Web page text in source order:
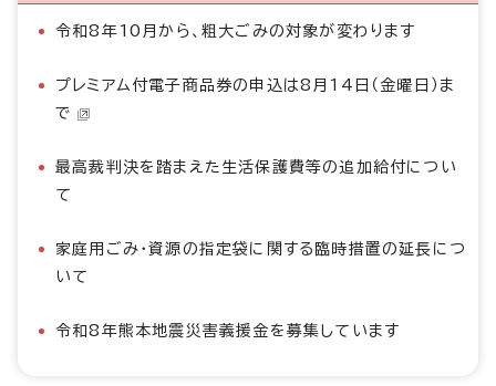
令和8年10月から、粗大ごみの対象が変わります
プレミアム付電子商品券の申込は8月14日（金曜日）ま
で
最高裁判決を踏まえた生活保護費等の追加給付につい
て
家庭用ごみ・資源の指定袋に関する臨時措置の延長につ
いて
令和8年熊本地震災害義援金を募集しています